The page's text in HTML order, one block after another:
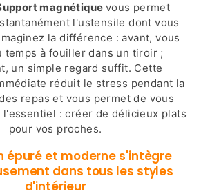
magnétique vous permet
l'ustensile dont vous
la différence : avant, vous
temps à fouiller dans un tiroir ;
un simple regard suffit. Cette
réduit le stress pendant la
repas et vous permet de vous
: créer de délicieux plats
pour vos proches.
épuré et moderne s'intègre
dans tous les styles
d'intérieur